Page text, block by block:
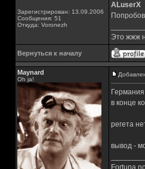
Зарегистрирован: 13.09.2006
Сообщения: 51
Откуда: Voronezh
ALuserX
Это жжж
Вернуться к началу
Maynard
Oh ja!
в конце
регета
вывод -
Fortuna